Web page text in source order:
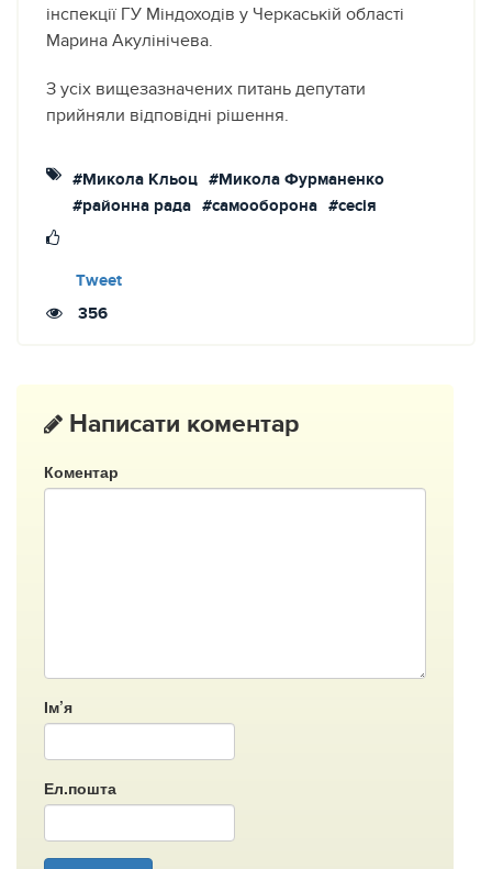
інспекції ГУ Міндоходів у Черкаській області
Марина Акулінічева.
З усіх вищезазначених питань депутати
прийняли відповідні рішення.
#Микола Кльоц #Микола Фурманенко
#районна рада #самооборона #сесія
Tweet
356
Написати коментар
Коментар
Ім’я
Ел.пошта